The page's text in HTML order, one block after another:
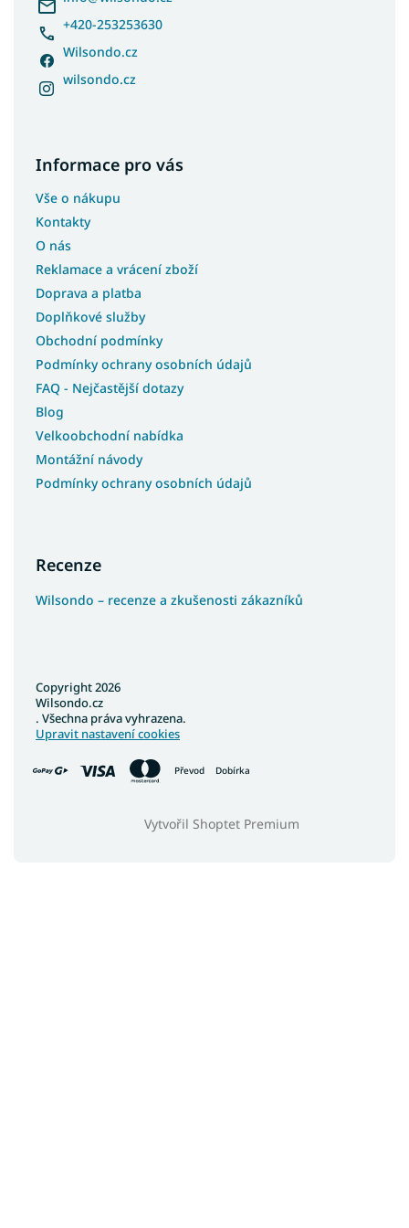
+420-253253630
Wilsondo.cz
wilsondo.cz
Informace pro vás
Vše o nákupu
Kontakty
O nás
Reklamace a vrácení zboží
Doprava a platba
Doplňkové služby
Obchodní podmínky
Podmínky ochrany osobních údajů
FAQ - Nejčastější dotazy
Blog
Velkoobchodní nabídka
Montážní návody
Podmínky ochrany osobních údajů
Recenze
Wilsondo – recenze a zkušenosti zákazníků
Převod Dobírka
Vytvořil Shoptet Premium
Copyright 2026
Wilsondo.cz
. Všechna práva vyhrazena.
Upravit nastavení cookies